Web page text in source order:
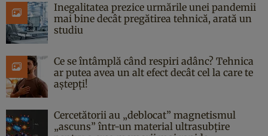
Inegalitatea prezice urmările unei pandemii
mai bine decât pregătirea tehnică, arată un
studiu
Ce se întâmplă când respiri adânc? Tehnica
ar putea avea un alt efect decât cel la care te
aștepți!
Cercetătorii au „deblocat” magnetismul
„ascuns” într-un material ultrasubțire